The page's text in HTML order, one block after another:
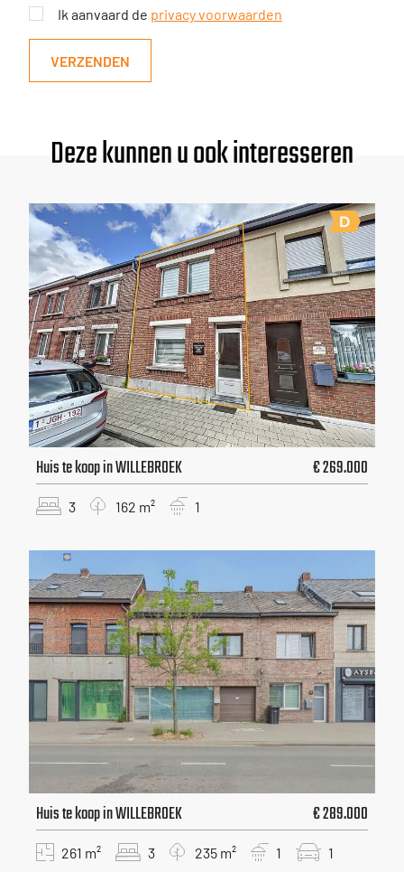
Ik aanvaard de privacy voorwaarden
VERZENDEN
Deze kunnen u ook interesseren
Huis te koop in WILLEBROEK € 269.000
3 162 m² 1
Huis te koop in WILLEBROEK € 289.000
261 m² 3 235 m² 1 1